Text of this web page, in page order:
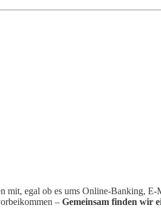
egal ob es ums Online-Banking,
– Gemeinsam finden wir